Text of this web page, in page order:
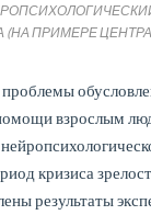
ЦЕНТРА
взрослым
кризиса
результаты